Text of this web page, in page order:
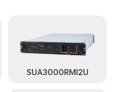
SUA3000RMI2U